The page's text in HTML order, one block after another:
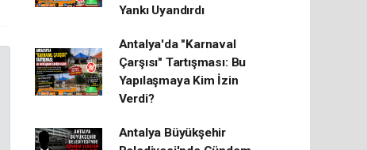
Yankı Uyandırdı
Antalya'da "Karnaval
Çarşısı" Tartışması: Bu
Yapılaşmaya Kim İzin
Verdi?
Antalya Büyükşehir